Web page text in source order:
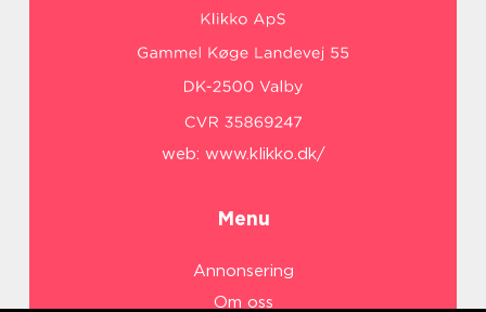
web: www.klikko.dk/
Menu
Annonsering
Om oss